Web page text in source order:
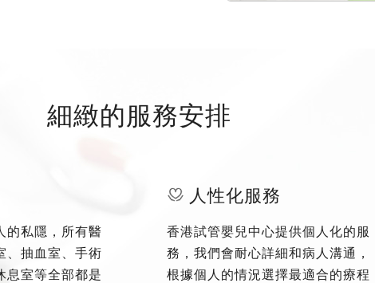
細緻的服務安排
的私隱，所有醫
、抽血室、手術
息室等全部都是
人性化服務
香港試管嬰兒中心提供個人化的服
務，我們會耐心詳細和病人溝通，
根據個人的情況選擇最適合的療程